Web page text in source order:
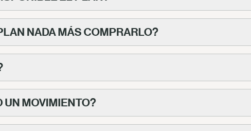
NADA MÁS COMPRARLO?
UN MOVIMIENTO?